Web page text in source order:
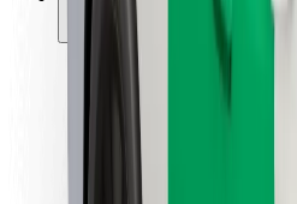
Lokációk
Városi megoldások
Repülőtér